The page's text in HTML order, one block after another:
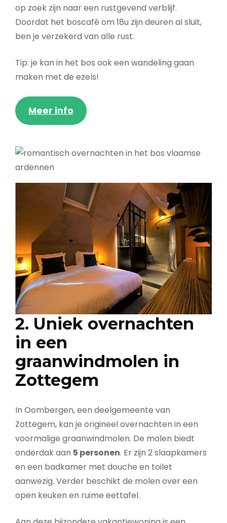
op zoek zijn naar een rustgevend verblijf.
Doordat het boscafé om 18u zijn deuren al sluit,
ben je verzekerd van alle rust.
Tip: je kan in het bos ook een wandeling gaan
maken met de ezels!
Meer info
2. Uniek overnachten
in een
graanwindmolen in
Zottegem
In Oombergen, een deelgemeente van
Zottegem, kan je origineel overnachten in een
voormalige graanwindmolen. De molen biedt
onderdak aan 5 personen. Er zijn 2 slaapkamers
en een badkamer met douche en toilet
aanwezig. Verder beschikt de molen over een
open keuken en ruime eettafel.